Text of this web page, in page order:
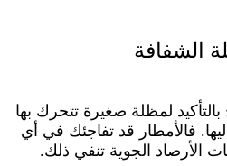
الشفافة
لمظلة صغيرة تتحرك بها
فالأمطار قد تفاجئك في أي
الأرصاد الجوية تنفي ذلك.